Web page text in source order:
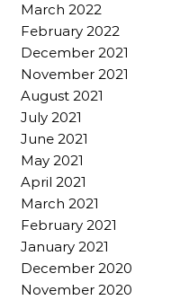
March 2022
February 2022
December 2021
November 2021
August 2021
July 2021
June 2021
May 2021
April 2021
March 2021
February 2021
January 2021
December 2020
November 2020